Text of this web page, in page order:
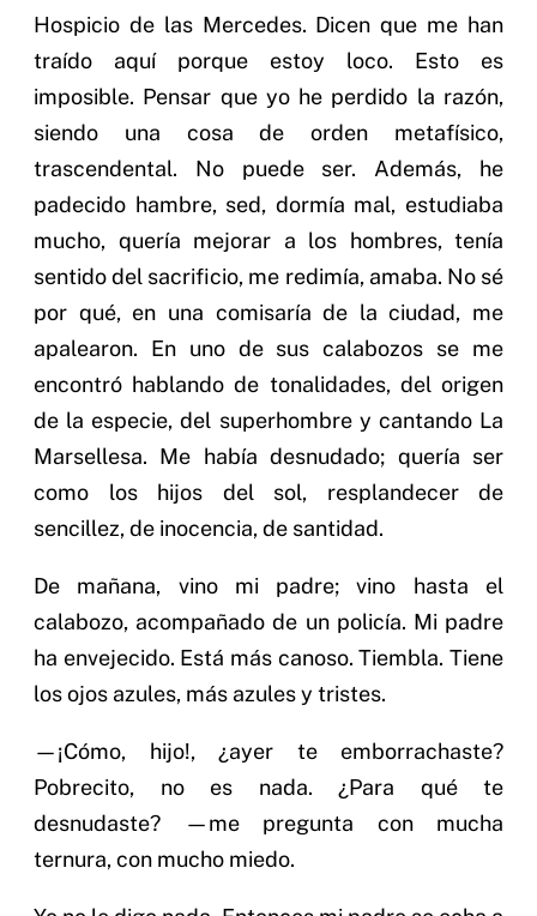
Hospicio de las Mercedes. Dicen que me han
traído aquí porque estoy loco. Esto es
imposible. Pensar que yo he perdido la razón,
siendo una cosa de orden metafísico,
trascendental. No puede ser. Además, he
padecido hambre, sed, dormía mal, estudiaba
mucho, quería mejorar a los hombres, tenía
sentido del sacrificio, me redimía, amaba. No sé
por qué, en una comisaría de la ciudad, me
apalearon. En uno de sus calabozos se me
encontró hablando de tonalidades, del origen
de la especie, del superhombre y cantando La
Marsellesa. Me había desnudado; quería ser
como los hijos del sol, resplandecer de
sencillez, de inocencia, de santidad.
De mañana, vino mi padre; vino hasta el
calabozo, acompañado de un policía. Mi padre
ha envejecido. Está más canoso. Tiembla. Tiene
los ojos azules, más azules y tristes.
—¡Cómo, hijo!, ¿ayer te emborrachaste?
Pobrecito, no es nada. ¿Para qué te
desnudaste? —me pregunta con mucha
ternura, con mucho miedo.